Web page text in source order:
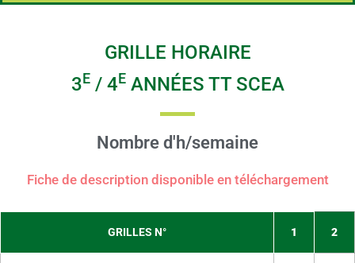
GRILLE HORAIRE
3E/ 4EANNÉES TT SCEA
Nombre d'h/semaine
Fiche de description disponible en téléchargement
GRILLES N° 1 2